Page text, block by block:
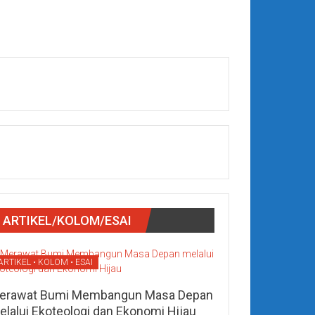
ARTIKEL/KOLOM/ESAI
• KOLOM • ESAI
Bumi Membangun Masa Depan
Ekoteologi dan Ekonomi Hijau